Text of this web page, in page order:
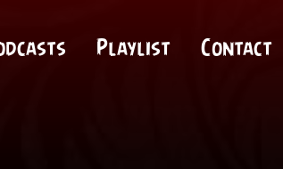
Playlist Contact